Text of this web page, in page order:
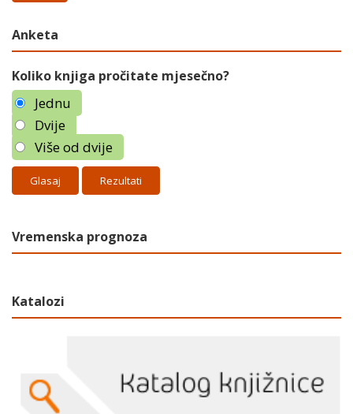
Anketa
Koliko knjiga pročitate mjesečno?
Jednu
Dvije
Više od dvije
Rezultati
Vremenska prognoza
Katalozi